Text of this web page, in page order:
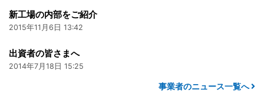
新工場の内部をご紹介
2015年11月6日 13:42
出資者の皆さまへ
2014年7月18日 15:25
事業者のニュース一覧へ